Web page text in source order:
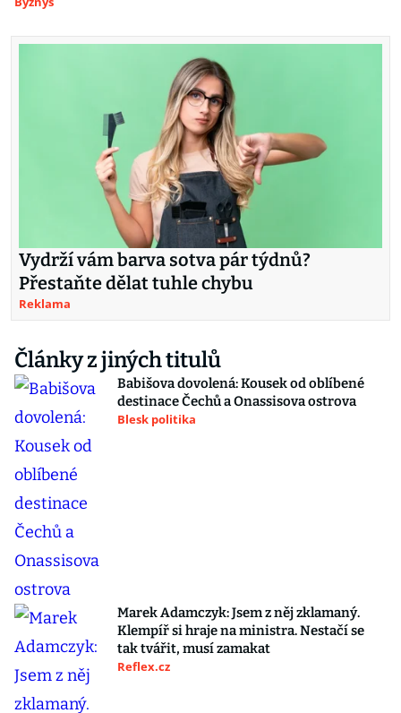
Vydrží vám barva sotva pár týdnů?
Přestaňte dělat tuhle chybu
Reklama
Články z jiných titulů
Babišova dovolená: Kousek od oblíbené
destinace Čechů a Onassisova ostrova
Blesk politika
Marek Adamczyk: Jsem z něj zklamaný.
Klempíř si hraje na ministra. Nestačí se
tak tvářit, musí zamakat
Reflex.cz